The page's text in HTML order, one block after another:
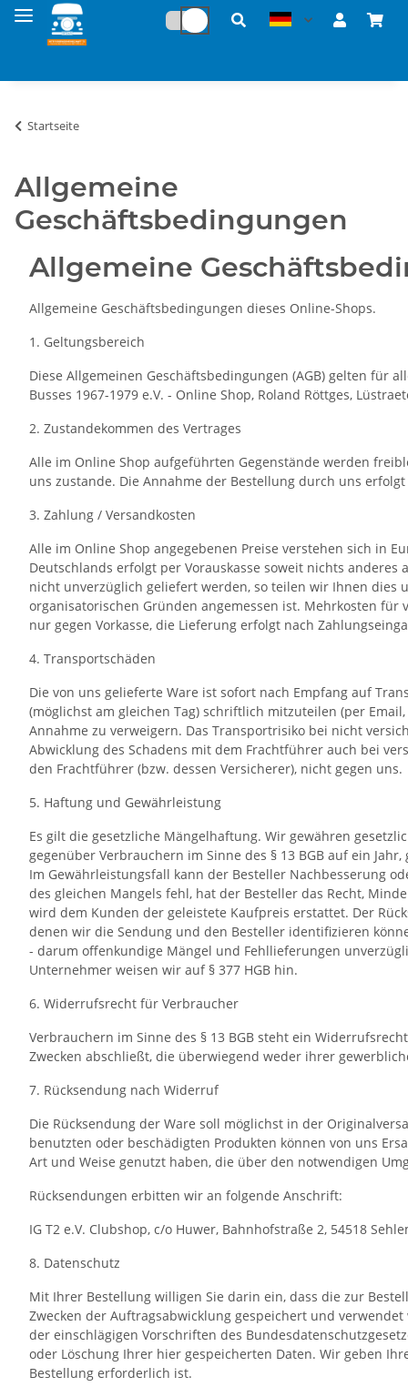
Startseite
Allgemeine
Geschäftsbedingungen
Allgemeine
Allgemeine Geschäftsbedingungen dieses Online-Shops.
1. Geltungsbereich
Diese Allgemeinen Geschäftsbedingungen (AGB) gelten für
Busses 1967-1979 e.V. - Online Shop, Roland Röttges,
2. Zustandekommen des Vertrages
Alle im Online Shop aufgeführten Gegenstände werden
uns zustande. Die Annahme der Bestellung durch uns
3. Zahlung / Versandkosten
Alle im Online Shop angegebenen Preise verstehen sich in
Deutschlands erfolgt per Vorauskasse soweit nichts
nicht unverzüglich geliefert werden, so teilen wir Ihnen
organisatorischen Gründen angemessen ist. Mehrkosten
nur gegen Vorkasse, die Lieferung erfolgt nach
4. Transportschäden
Die von uns gelieferte Ware ist sofort nach Empfang auf
(möglichst am gleichen Tag) schriftlich mitzuteilen (per
Annahme zu verweigern. Das Transportrisiko bei nicht
Abwicklung des Schadens mit dem Frachtführer auch bei
den Frachtführer (bzw. dessen Versicherer), nicht gegen uns.
5. Haftung und Gewährleistung
Es gilt die gesetzliche Mängelhaftung. Wir gewähren
gegenüber Verbrauchern im Sinne des § 13 BGB auf ein
Im Gewährleistungsfall kann der Besteller Nachbesserung
des gleichen Mangels fehl, hat der Besteller das Recht,
wird dem Kunden der geleistete Kaufpreis erstattet. Der
denen wir die Sendung und den Besteller identifizieren
- darum offenkundige Mängel und Fehllieferungen
Unternehmer weisen wir auf § 377 HGB hin.
6. Widerrufsrecht für Verbraucher
Verbrauchern im Sinne des § 13 BGB steht ein
Zwecken abschließt, die überwiegend weder ihrer
7. Rücksendung nach Widerruf
Die Rücksendung der Ware soll möglichst in der
benutzten oder beschädigten Produkten können von uns
Art und Weise genutzt haben, die über den notwendigen
Rücksendungen erbitten wir an folgende Anschrift:
IG T2 e.V. Clubshop, c/o Huwer, Bahnhofstraße 2, 54518
8. Datenschutz
Mit Ihrer Bestellung willigen Sie darin ein, dass die zur
Zwecken der Auftragsabwicklung gespeichert und
der einschlägigen Vorschriften des
oder Löschung Ihrer hier gespeicherten Daten. Wir geben
Bestellung erforderlich ist.